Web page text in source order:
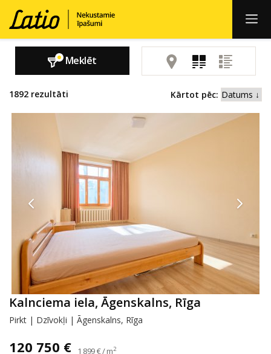
Meklēt
1892 rezultāti Kārtot pēc:
Kalnciema iela, Āgenskalns, Rīga
Pirkt | Dzīvokļi | Āgenskalns, Rīga
120 750 € 1 899 € / m2